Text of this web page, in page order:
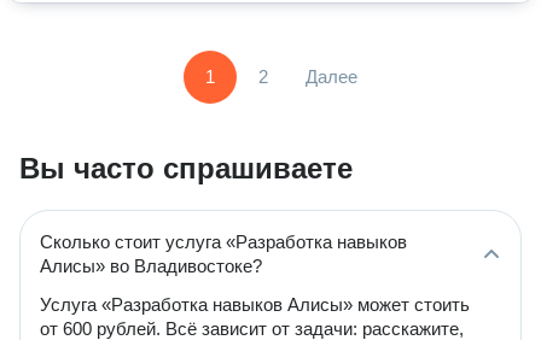
1 2 Далее
Вы часто спрашиваете
Сколько стоит услуга «Разработка навыков
Алисы» во Владивостоке?
Услуга «Разработка навыков Алисы» может стоить
от 600 рублей. Всё зависит от задачи: расскажите,